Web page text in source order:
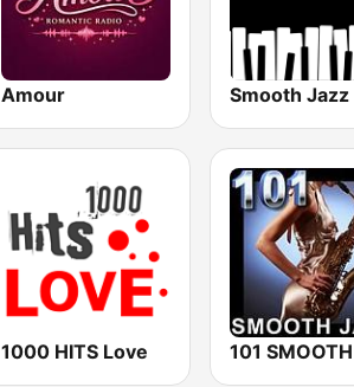
Amour
1000 HITS Love